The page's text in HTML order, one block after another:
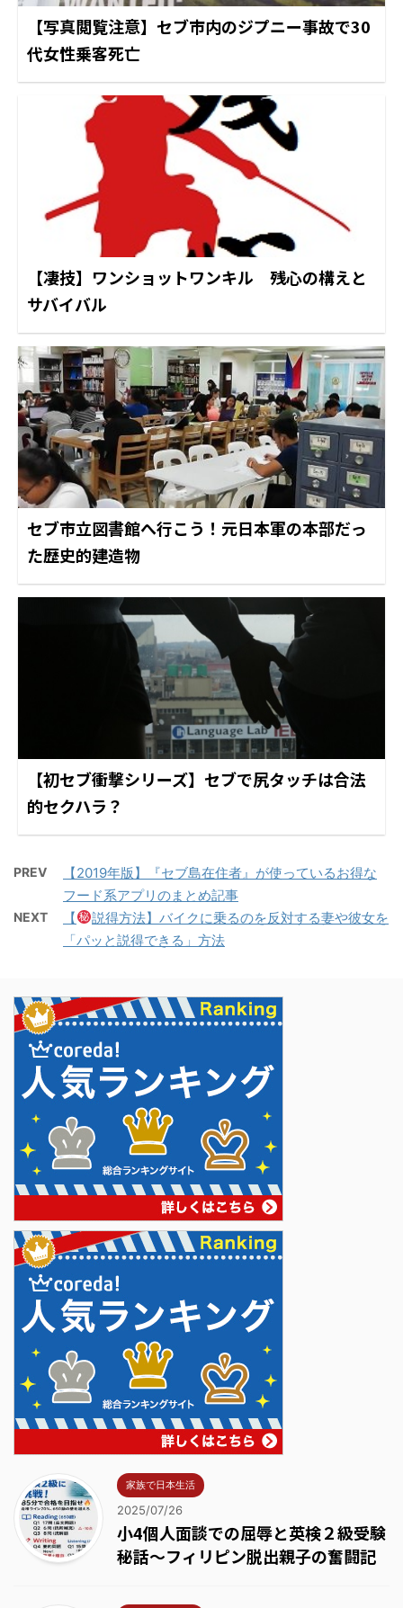
【写真閲覧注意】セブ市内のジプニー事故で30
代女性乗客死亡
【凄技】ワンショットワンキル 残心の構えと
サバイバル
セブ市立図書館へ行こう！元日本軍の本部だっ
た歴史的建造物
【初セブ衝撃シリーズ】セブで尻タッチは合法
的セクハラ？
PREV
【2019年版】『セブ島在住者』が使っているお得な
フード系アプリのまとめ記事
NEXT 【
説得方法】バイクに乗るのを反対する妻や彼女を
「パッと説得できる」方法
家族で日本生活
2025/07/26
小4個人面談での屈辱と英検２級受験
秘話～フィリピン脱出親子の奮闘記